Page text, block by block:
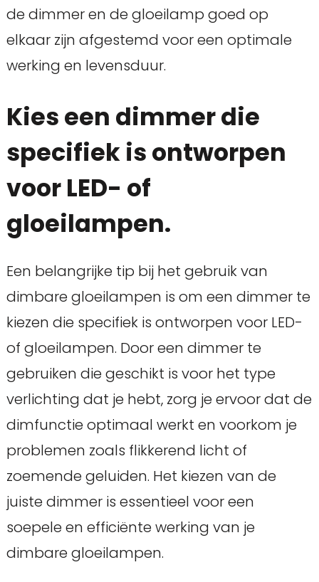
de dimmer en de gloeilamp goed op
elkaar zijn afgestemd voor een optimale
werking en levensduur.
Kies een dimmer die
specifiek is ontworpen
voor LED- of
gloeilampen.
Een belangrijke tip bij het gebruik van
dimbare gloeilampen is om een dimmer te
kiezen die specifiek is ontworpen voor LED-
of gloeilampen. Door een dimmer te
gebruiken die geschikt is voor het type
verlichting dat je hebt, zorg je ervoor dat de
dimfunctie optimaal werkt en voorkom je
problemen zoals flikkerend licht of
zoemende geluiden. Het kiezen van de
juiste dimmer is essentieel voor een
soepele en efficiënte werking van je
dimbare gloeilampen.